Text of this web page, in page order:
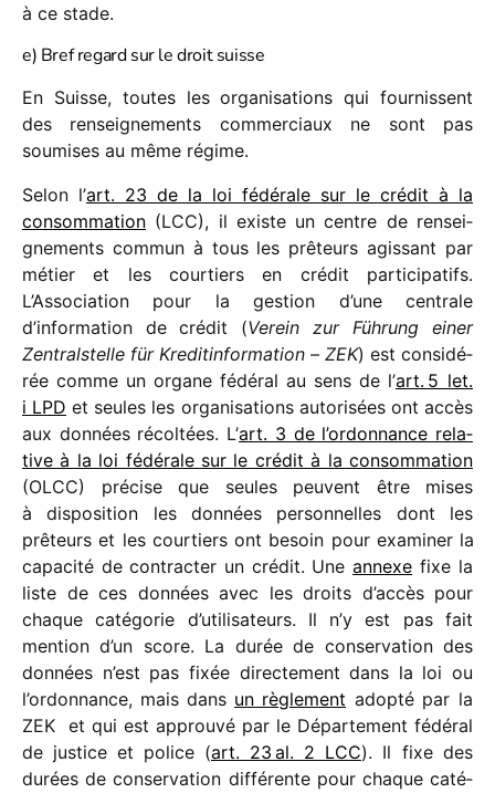
à ce stade.
e) Bref regard sur le droit suisse
En Suisse, toutes les orga­ni­sa­tions qui four­nissent
des rensei­gne­ments commer­ciaux ne sont pas
soumises au même régime.
Selon l’art. 23 de la loi fédé­rale sur le crédit à la
consom­ma­tion (LCC), il existe un centre de rensei­
gne­ments commun à tous les prêteurs agis­sant par
métier et les cour­tiers en crédit parti­ci­pa­tifs.
L’Association pour la gestion d’une centrale
d’information de crédit (Verein zur Führung einer
Zentralstelle für Kreditinformation – ZEK) est consi­dé­
rée comme un organe fédé­ral au sens de l’art. 5 let.
i LPD et seules les orga­ni­sa­tions auto­ri­sées ont accès
aux données récol­tées. L’art. 3 de l’ordonnance rela­
tive à la loi fédé­rale sur le crédit à la consom­ma­tion
(OLCC) précise que seules peuvent être mises
à dispo­si­tion les données person­nelles dont les
prêteurs et les cour­tiers ont besoin pour exami­ner la
capa­cité de contrac­ter un crédit. Une annexe fixe la
liste de ces données avec les droits d’accès pour
chaque caté­go­rie d’utilisateurs. Il n’y est pas fait
mention d’un score. La durée de conser­va­tion des
données n’est pas fixée direc­te­ment dans la loi ou
l’ordonnance, mais dans un règle­ment adopté par la
ZEK et qui est approuvé par le Département fédé­ral
de justice et police (art. 23 al. 2 LCC). Il fixe des
durées de conser­va­tion diffé­rente pour chaque caté­